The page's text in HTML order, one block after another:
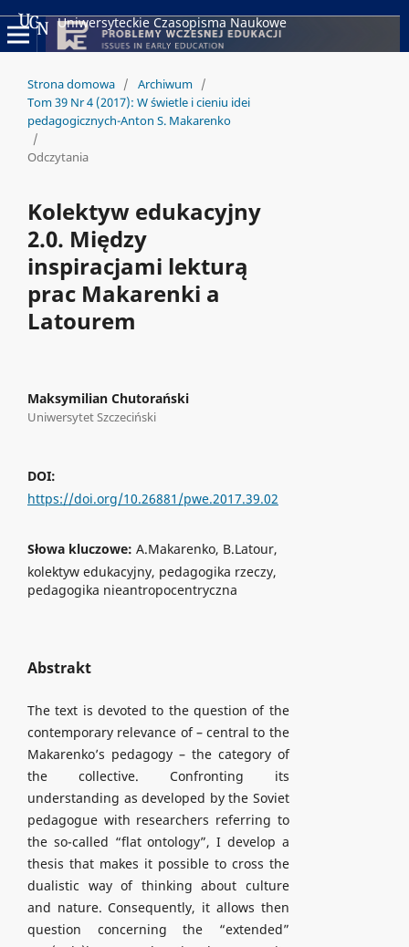
Uniwersyteckie Czasopisma Naukowe
Strona domowa / Archiwum /
Tom 39 Nr 4 (2017): W świetle i cieniu idei
pedagogicznych-Anton S. Makarenko
/
Odczytania
Kolektyw edukacyjny
2.0. Między
inspiracjami lekturą
prac Makarenki a
Latourem
Maksymilian Chutorański
Uniwersytet Szczeciński
DOI:
https://doi.org/10.26881/pwe.2017.39.02
Słowa kluczowe: A.Makarenko, B.Latour,
kolektyw edukacyjny, pedagogika rzeczy,
pedagogika nieantropocentryczna
Abstrakt
The text is devoted to the question of the
contemporary relevance of – central to the
Makarenko’s pedagogy – the category of
the collective. Confronting its
understanding as developed by the Soviet
pedagogue with researchers referring to
the so-called “flat ontology”, I develop a
thesis that makes it possible to cross the
dualistic way of thinking about culture
and nature. Consequently, it allows then
question concerning the “extended”